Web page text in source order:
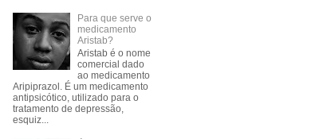
Para que serve o
medicamento
Aristab?
Aristab é o nome
comercial dado
ao medicamento
Aripiprazol. É um medicamento
antipsicótico, utilizado para o
tratamento de depressão,
esquiz...